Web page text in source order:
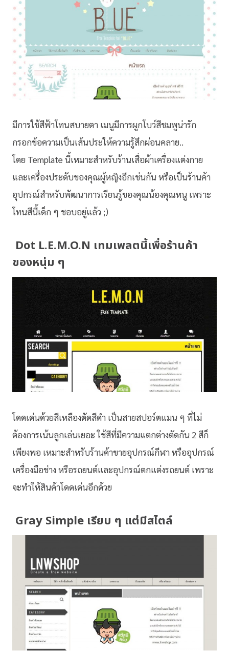
มีการใช้สีฟ้าโทนสบายตา เมนูมีการผูกโบว์สีชมพูน่ารัก
กรอกข้อความเป็นเส้นประให้ความรู้สึกผ่อนคลาย..
โดย Template นี้เหมาะสำหรับร้านเสื่อผ้าเครื่องแต่งกาย
และเครื่องประดับของคุณผู้หญิงอีกเช่นกัน หรือเป็นร้านค้า
อุปกรณ์สำหรับพัฒนาการเรียนรู้ของคุณน้องคุณหนู เพราะ
โทนสีนี้เด็ก ๆ ชอบอยู่แล้ว ;)
Dot L.E.M.O.N เทมเพลตนี้เพื่อร้านค้า
ของหนุ่ม ๆ
โดดเด่นด้วยสีเหลืองตัดสีดำ เป็นสายสปอร์ตแมน ๆ ที่ไม่
ต้องการเน้นลูกเล่นเยอะ ใช้สีที่มีความแตกต่างตัดกัน 2 สีก็
เพียงพอ เหมาะสำหรับร้านค้าขายอุปกรณ์กีฬา หรืออุปกรณ์
เครื่องมือช่าง หรือรถยนต์และอุปกรณ์ตกแต่งรถยนต์ เพราะ
จะทำให้สินค้าโดดเด่นอีกด้วย
Gray Simple เรียบ ๆ แต่มีสไตล์